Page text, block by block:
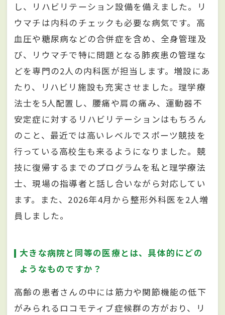
し、リハビリテーション設備を備えました。リ
ウマチは内科のチェックも必要な病気です。高
血圧や糖尿病などの合併症を含め、全身管理及
び、リウマチで特に問題となる肺疾患の管理な
どを専門の2人の内科医が担当します。増設にあ
たり、リハビリ施設も充実させました。理学療
法士を5人配置し、腰痛や肩の痛み、運動器不
安定症に対するリハビリテーションはもちろん
のこと、最近では高いレベルでスポーツ競技を
行っている高校生も来るようになりました。競
技に復帰するまでのプログラムを私と理学療法
士、現場の指導者と話し合いながら対応してい
ます。また、2026年4月から整形外科医を2人増
員しました。
大きな病院と同等の医療とは、具体的にどの
ようなものですか？
高齢の患者さんの中には筋力や関節機能の低下
がみられるロコモティブ症候群の方がおり、リ